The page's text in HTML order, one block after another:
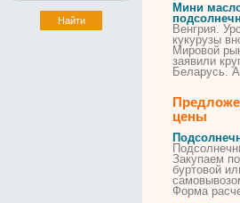
Мини
Венгрия.
кукурузы
Мировой
заявили
Беларусь.
цены
Закупаем
буртовой
Форма